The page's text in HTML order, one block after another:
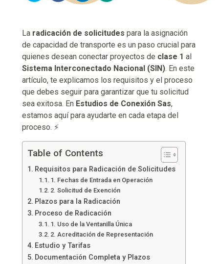
La radicación de solicitudes para la asignación
de capacidad de transporte es un paso crucial para
quienes desean conectar proyectos de clase 1 al
Sistema Interconectado Nacional (SIN). En este
artículo, te explicamos los requisitos y el proceso
que debes seguir para garantizar que tu solicitud
sea exitosa. En Estudios de Conexión Sas,
estamos aquí para ayudarte en cada etapa del
proceso. ⚡
Table of Contents
Requisitos para Radicación de Solicitudes
1. Fechas de Entrada en Operación
2. Solicitud de Exención
Plazos para la Radicación
Proceso de Radicación
1. Uso de la Ventanilla Única
2. Acreditación de Representación
Estudio y Tarifas
Documentación Completa y Plazos